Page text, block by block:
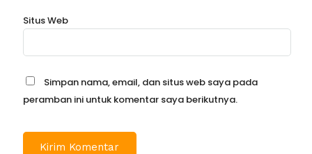
Situs Web
Simpan nama, email, dan situs web saya pada
peramban ini untuk komentar saya berikutnya.